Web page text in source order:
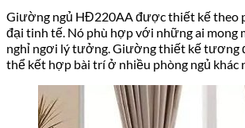
Giường ngủ HĐ220AA được thiết kế theo
đại tinh tế. Nó phù hợp với những ai mong
nghỉ ngơi lý tưởng. Giường thiết kế tương
thể kết hợp bài trí ở nhiều phòng ngủ khác